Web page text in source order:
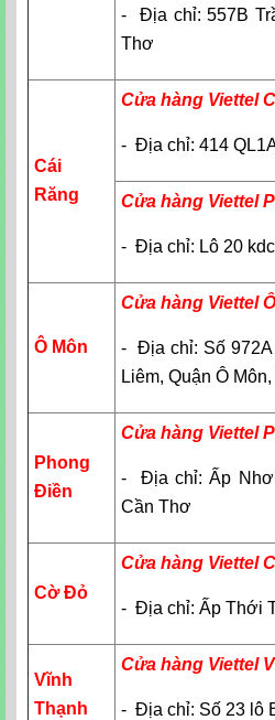
- Địa chỉ: 557B
Thơ
Cái
Răng
Cửa hàng Viettel
- Địa chỉ: 414
Cửa hàng Viettel
- Địa chỉ: Lô 20
Ô Môn
Cửa hàng Viettel
- Địa chỉ: Số 972A
Liêm, Quận Ô
Phong
Điền
Cửa hàng Viettel
- Địa chỉ: Ấp
Cần Thơ
Cờ Đỏ
Cửa hàng Viettel
- Địa chỉ: Ấp Thới
Vĩnh
Thạnh
Cửa hàng Viettel
- Địa chỉ: Số 23 lô